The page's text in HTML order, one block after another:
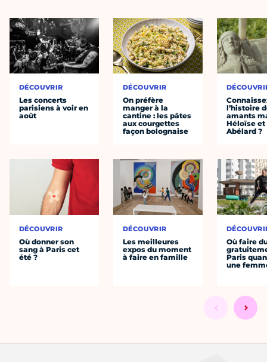
DÉCOUVRIR
Les concerts
parisiens à voir en
août
DÉCOUVRIR
Où donner son
sang à Paris cet
été ?
DÉCOUVRIR
On préfère
manger à la
cantine : les pâtes
aux courgettes
façon bolognaise
DÉCOUVRIR
Les meilleures
expos du moment
à faire en famille
l’histoire
amants
Héloïse et
Abélard ?
Où faire
Paris
une